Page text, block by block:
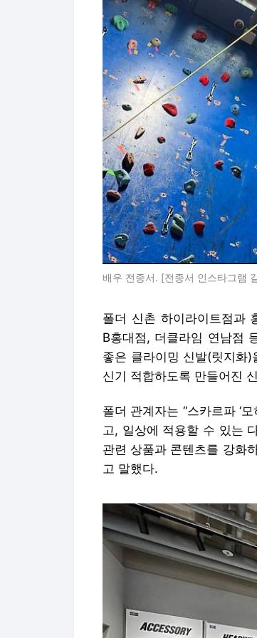
배우 전종서. [전종서 인스타그램
폴더 신촌 하이라이트점과
B홍대점, 더클라임 연남점
좋은 클라이밍 신발(릿지화)
신기 적합하도록 만들어진
폴더 관계자는 “스카르파 ‘
고, 일상에 적용할 수 있는
관련 상품과 콘텐츠를 강화
고 말했다.